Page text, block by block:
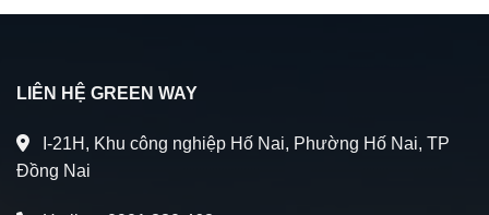
LIÊN HỆ GREEN WAY
I-21H, Khu công nghiệp Hố Nai, Phường Hố Nai, TP
Đồng Nai